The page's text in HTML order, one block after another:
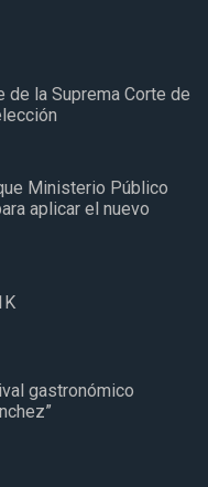
de la Suprema Corte de
Ministerio Público
aplicar el nuevo
gastronómico